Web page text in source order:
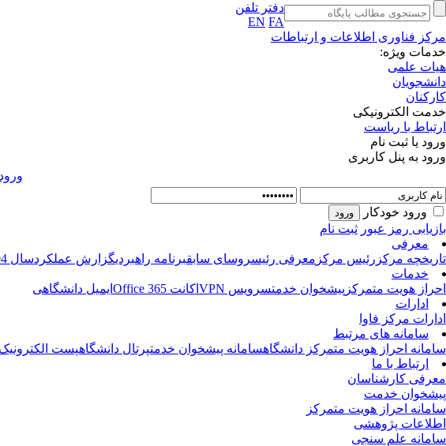
دفتر تلفن
EN FA
مرکز فناوری اطلاعات و ارتباطات
خدمات ویژه:
هیات علمی
دانشجویان
کارکنان
خدمت الکترونیکی
ارتباط با ریاست
ورود یا ثبت نام
ورود به پنل کاربری
ورود خودکار
بازیابی رمز عبور ثبت نام
معرفی
تاریخچه مرکز رئیس مرکز معرفی رئیسروسای سابقبرنامه راهبردیگزارش عملکردسال 1404
خدمات
احراز هویت متمرکز پیشخوان خدمتسرویس VPN اکانت Office 365
ایمیل دانشگاهی
ادارات
ادارات مرکز فاوا
سامانه های مرتبط
سامانه احراز هویت متمرکز دانشگاهسامانه پیشخوان خدمتپرتال دانشگاهپست
ارتباط با ما
معرفی کارشناسان
پیشخوان خدمت
سامانه احراز هویت متمرکز
اطلاعات پژوهشی
سامانه علم سنجی